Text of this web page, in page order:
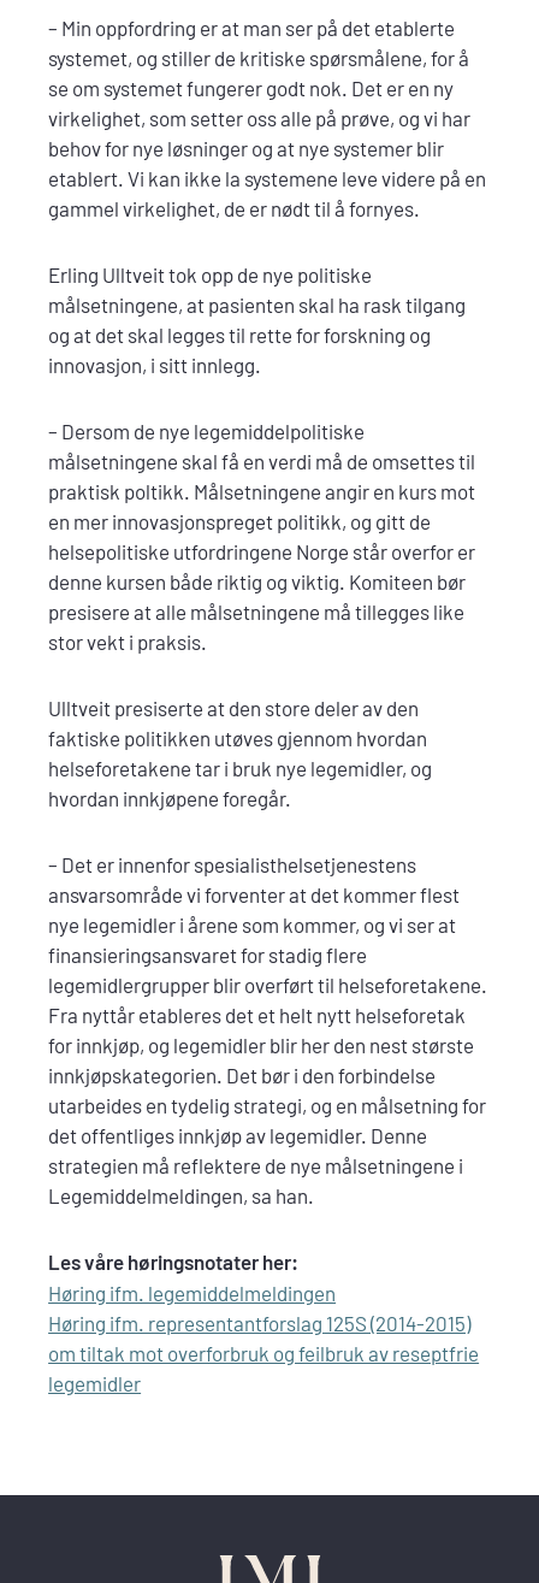
– Min oppfordring er at man ser på det etablerte
systemet, og stiller de kritiske spørsmålene, for å
se om systemet fungerer godt nok. Det er en ny
virkelighet, som setter oss alle på prøve, og vi har
behov for nye løsninger og at nye systemer blir
etablert. Vi kan ikke la systemene leve videre på en
gammel virkelighet, de er nødt til å fornyes.
Erling Ulltveit tok opp de nye politiske
målsetningene, at pasienten skal ha rask tilgang
og at det skal legges til rette for forskning og
innovasjon, i sitt innlegg.
– Dersom de nye legemiddelpolitiske
målsetningene skal få en verdi må de omsettes til
praktisk poltikk. Målsetningene angir en kurs mot
en mer innovasjonspreget politikk, og gitt de
helsepolitiske utfordringene Norge står overfor er
denne kursen både riktig og viktig. Komiteen bør
presisere at alle målsetningene må tillegges like
stor vekt i praksis.
Ulltveit presiserte at den store deler av den
faktiske politikken utøves gjennom hvordan
helseforetakene tar i bruk nye legemidler, og
hvordan innkjøpene foregår.
– Det er innenfor spesialisthelsetjenestens
ansvarsområde vi forventer at det kommer flest
nye legemidler i årene som kommer, og vi ser at
finansieringsansvaret for stadig flere
legemidlergrupper blir overført til helseforetakene.
Fra nyttår etableres det et helt nytt helseforetak
for innkjøp, og legemidler blir her den nest største
innkjøpskategorien. Det bør i den forbindelse
utarbeides en tydelig strategi, og en målsetning for
det offentliges innkjøp av legemidler. Denne
strategien må reflektere de nye målsetningene i
Legemiddelmeldingen, sa han.
Les våre høringsnotater her:
Høring ifm. legemiddelmeldingen
Høring ifm. representantforslag 125S (2014-2015)
om tiltak mot overforbruk og feilbruk av reseptfrie
legemidler